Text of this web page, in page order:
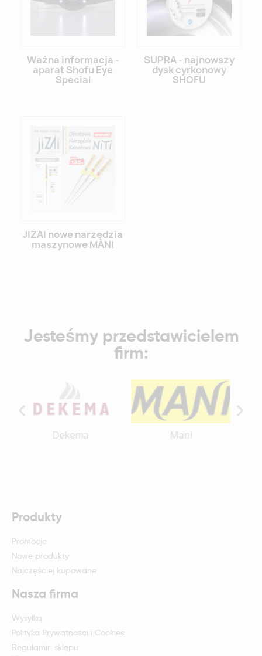
Ważna informacja -
aparat Shofu Eye
Special
SUPRA - najnowszy
dysk cyrkonowy
SHOFU
JIZAI nowe narzędzia
maszynowe MANI
Jesteśmy przedstawicielem
firm:
Mani Shofu
Produkty
Promocje
Nowe produkty
Najczęściej kupowane
Nasza firma
Wysyłka
Polityka Prywatności i Cookies
Regulamin sklepu